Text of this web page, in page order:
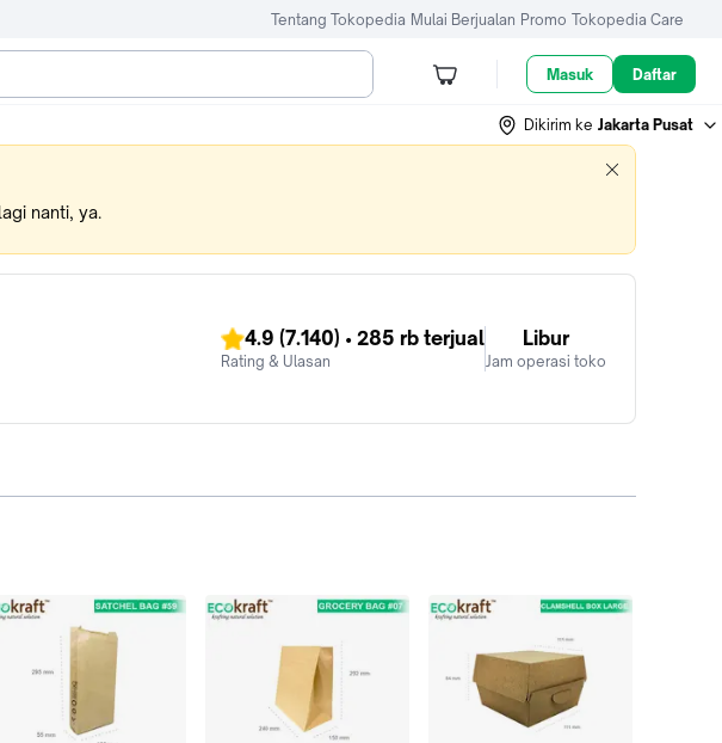
Tentang Tokopedia Mulai Berjualan Promo Tokopedia Care
Masuk Daftar
Dikirim ke Jakarta Pusat
nanti, ya.
4.9 (7.140) • 285 rb terjual
Rating & Ulasan
Libur
Jam operasi toko